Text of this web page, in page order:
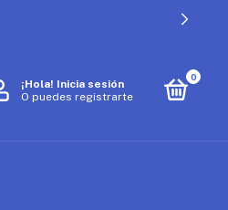
¡Hola! Inicia sesión
O puedes registrarte
0